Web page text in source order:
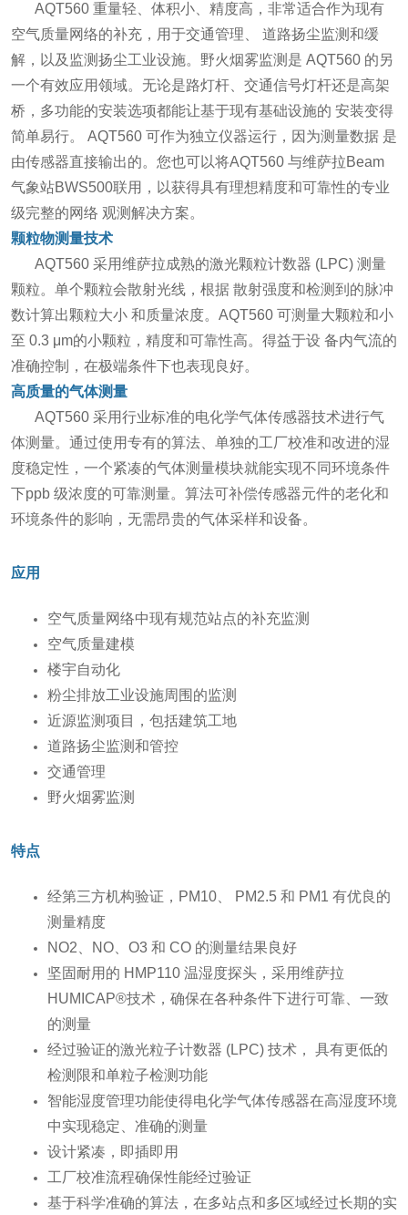
AQT560 重量轻、体积小、精度高，非常适合作为现有
空气质量网络的补充，用于交通管理、 道路扬尘监测和缓
解，以及监测扬尘工业设施。野火烟雾监测是 AQT560 的另
一个有效应用领域。无论是路灯杆、交通信号灯杆还是高架
桥，多功能的安装选项都能让基于现有基础设施的 安装变得
简单易行。 AQT560 可作为独立仪器运行，因为测量数据 是
由传感器直接输出的。您也可以将AQT560 与维萨拉Beam
气象站BWS500联用，以获得具有理想精度和可靠性的专业
级完整的网络 观测解决方案。
颗粒物测量技术
AQT560 采用维萨拉成熟的激光颗粒计数器 (LPC) 测量
颗粒。单个颗粒会散射光线，根据 散射强度和检测到的脉冲
数计算出颗粒大小 和质量浓度。AQT560 可测量大颗粒和小
至 0.3 μm的小颗粒，精度和可靠性高。得益于设 备内气流的
准确控制，在极端条件下也表现良好。
高质量的气体测量
AQT560 采用行业标准的电化学气体传感器技术进行气
体测量。通过使用专有的算法、单独的工厂校准和改进的湿
度稳定性，一个紧凑的气体测量模块就能实现不同环境条件
下ppb 级浓度的可靠测量。算法可补偿传感器元件的老化和
环境条件的影响，无需昂贵的气体采样和设备。
应用
空气质量网络中现有规范站点的补充监测
空气质量建模
楼宇自动化
粉尘排放工业设施周围的监测
近源监测项目，包括建筑工地
道路扬尘监测和管控
交通管理
野火烟雾监测
特点
经第三方机构验证，PM10、 PM2.5 和 PM1 有优良的
测量精度
NO2、NO、O3 和 CO 的测量结果良好
坚固耐用的 HMP110 温湿度探头，采用维萨拉
HUMICAP®技术，确保在各种条件下进行可靠、一致
的测量
经过验证的激光粒子计数器 (LPC) 技术， 具有更低的
检测限和单粒子检测功能
智能湿度管理功能使得电化学气体传感器在高湿度环境
中实现稳定、准确的测量
设计紧凑，即插即用
工厂校准流程确保性能经过验证
基于科学准确的算法，在多站点和多区域经过长期的实